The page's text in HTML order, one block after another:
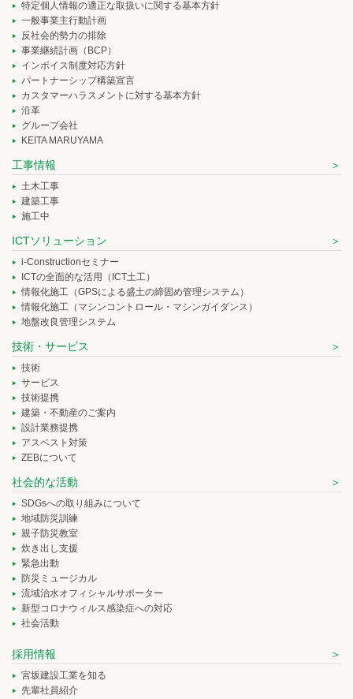
特定個人情報の適正な取扱いに関する基本方針
一般事業主行動計画
反社会的勢力の排除
事業継続計画（BCP）
インボイス制度対応方針
パートナーシップ構築宣言
カスタマーハラスメントに対する基本方針
沿革
グループ会社
KEITA MARUYAMA
工事情報
土木工事
建築工事
施工中
ICTソリューション
i-Constructionセミナー
ICTの全面的な活用（ICT土工）
情報化施工（GPSによる盛土の締固め管理システム）
情報化施工（マシンコントロール・マシンガイダンス）
地盤改良管理システム
技術・サービス
技術
サービス
技術提携
建築・不動産のご案内
設計業務提携
アスベスト対策
ZEBについて
社会的な活動
SDGsへの取り組みについて
地域防災訓練
親子防災教室
炊き出し支援
緊急出動
防災ミュージカル
流域治水オフィシャルサポーター
新型コロナウィルス感染症への対応
社会活動
採用情報
宮坂建設工業を知る
先輩社員紹介